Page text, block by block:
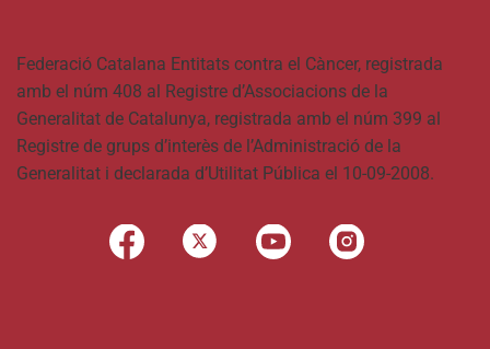
Federació Catalana Entitats contra el Càncer, registrada
amb el núm 408 al Registre d’Associacions de la
Generalitat de Catalunya, registrada amb el núm 399 al
Registre de grups d’interès de l’Administració de la
Generalitat i declarada d’Utilitat Pública el 10-09-2008.